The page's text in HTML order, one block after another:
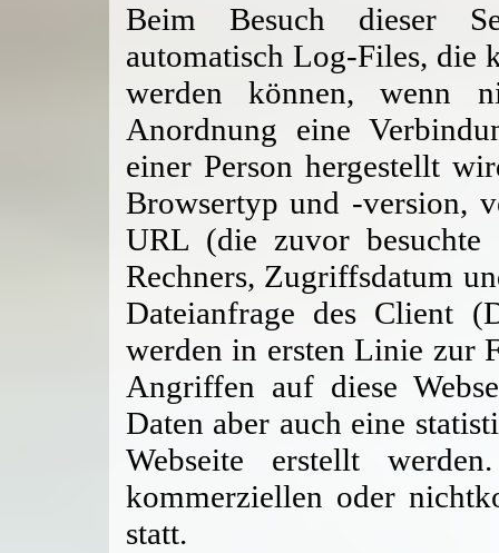
Beim Besuch dieser
automatisch Log-Files, die
werden können, wenn
Anordnung eine
einer Person hergestellt
Browsertyp und -version,
URL (die zuvor besuchte
Rechners, Zugriffsdatum
Dateianfrage des Client
werden in ersten Linie zur
Angriffen auf diese
Daten aber auch eine
Webseite erstellt
kommerziellen oder
statt.